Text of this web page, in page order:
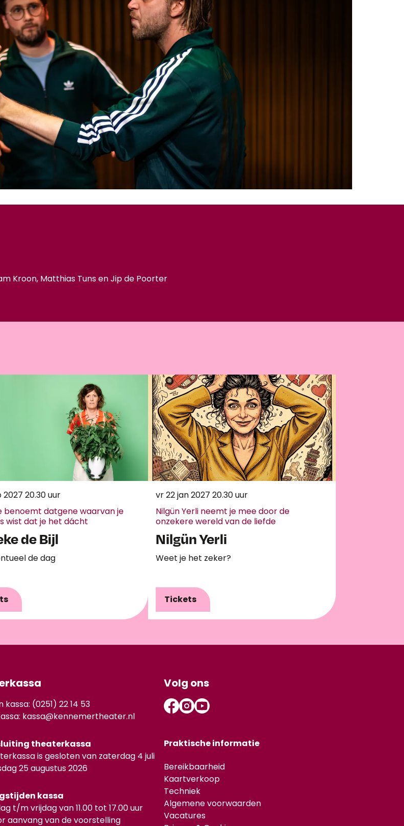
Kroon, Matthias Tuns en Jip de Poorter
de Bijl
de dag
benoemt datgene waarvan je
wist dat je het dácht
202720.30 uur
Nilgün Yerli
Weet je het zeker?
Nilgün Yerli neemt je mee door de
onzekere wereld van de liefde
vr 22 jan 2027 20.30 uur
Tickets
kassa: (0251) 22 14 53
kassa@kennemertheater.nl
theaterkassa
is gesloten van zaterdag 4 juli
25 augustus 2026
kassa
t/m vrijdag van 11.00 tot 17.00 uur
aanvang van de voorstelling
Volg ons
Praktische informatie
Bereikbaarheid
Kaartverkoop
Techniek
Algemene voorwaarden
Vacatures